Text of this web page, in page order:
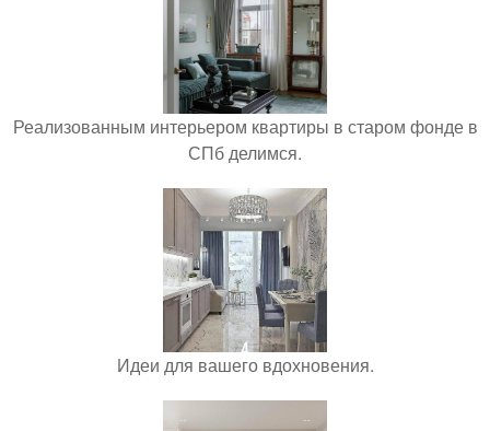
Реализованным интерьером квартиры в старом фонде в
СПб делимся.
Идеи для вашего вдохновения.